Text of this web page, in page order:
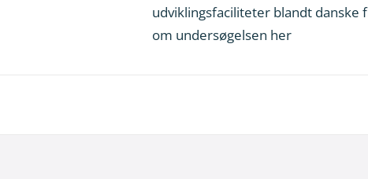
udviklingsfaciliteter blandt
om undersøgelsen her